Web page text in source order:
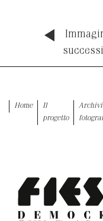
Home
Il
progetto